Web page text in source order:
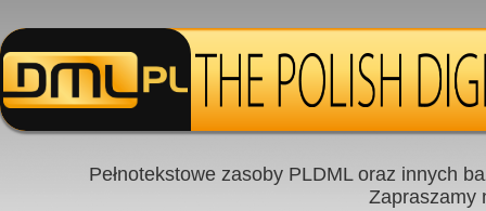
Pełnotekstowe zasoby PLDML oraz innych
Zapraszamy